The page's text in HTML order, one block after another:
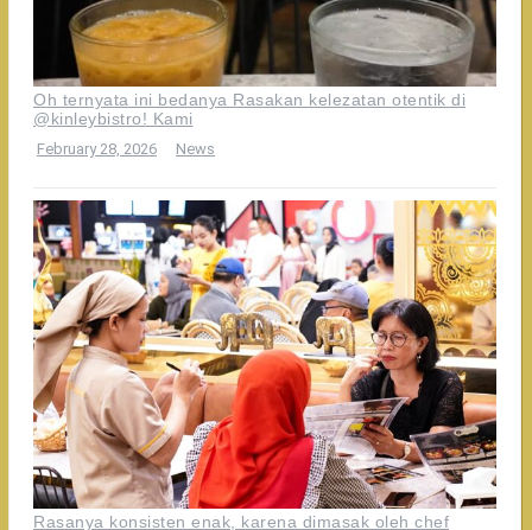
Oh ternyata ini bedanya Rasakan kelezatan otentik di
@kinleybistro! Kami
February 28, 2026 News
Rasanya konsisten enak, karena dimasak oleh chef